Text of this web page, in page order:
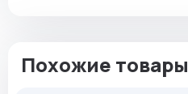
Похожие товары